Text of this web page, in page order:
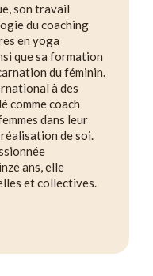
son travail
du coaching
en yoga
que sa formation
du féminin.
à des
comme coach
dans leur
de soi.
ans, elle
et collectives.